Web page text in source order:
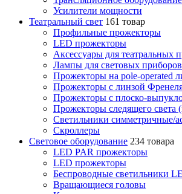
Усилители мощности
Театральный свет 161 товар
Профильные прожекторы
LED прожекторы
Аксессуары для театральных
Лампы для световых приборов
Прожекторы на pole-operated
Прожекторы с линзой
Прожекторы с плоско-
Прожекторы следящего света
Светильники симметричные/
Скроллеры
Световое оборудование 234 товара
LED PAR прожекторы
LED прожекторы
Беспроводные светильники
Вращающиеся головы